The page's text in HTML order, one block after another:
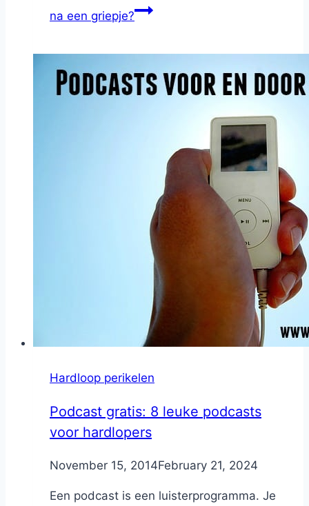
na een griepje?
Hardloop perikelen
Podcast gratis: 8 leuke podcasts
voor hardlopers
ByNicole
November 15, 2014February 21, 2024
Een podcast is een luisterprogramma. Je